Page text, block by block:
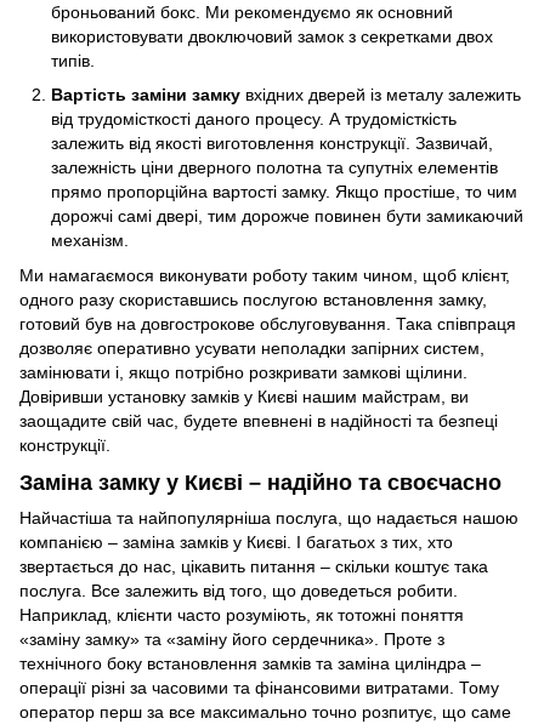
броньований бокс. Ми рекомендуємо як основний
використовувати двоключовий замок з секретками двох
типів.
Вартість заміни замку вхідних дверей із металу залежить
від трудомісткості даного процесу. А трудомісткість
залежить від якості виготовлення конструкції. Зазвичай,
залежність ціни дверного полотна та супутніх елементів
прямо пропорційна вартості замку. Якщо простіше, то чим
дорожчі самі двері, тим дорожче повинен бути замикаючий
механізм.
Ми намагаємося виконувати роботу таким чином, щоб клієнт,
одного разу скориставшись послугою встановлення замку,
готовий був на довгострокове обслуговування. Така співпраця
дозволяє оперативно усувати неполадки запірних систем,
замінювати і, якщо потрібно розкривати замкові щілини.
Довіривши установку замків у Києві нашим майстрам, ви
заощадите свій час, будете впевнені в надійності та безпеці
конструкції.
Заміна замку у Києві – надійно та своєчасно
Найчастіша та найпопулярніша послуга, що надається нашою
компанією – заміна замків у Києві. І багатьох з тих, хто
звертається до нас, цікавить питання – скільки коштує така
послуга. Все залежить від того, що доведеться робити.
Наприклад, клієнти часто розуміють, як тотожні поняття
«заміну замку» та «заміну його сердечника». Проте з
технічного боку встановлення замків та заміна циліндра –
операції різні за часовими та фінансовими витратами. Тому
оператор перш за все максимально точно розпитує, що саме